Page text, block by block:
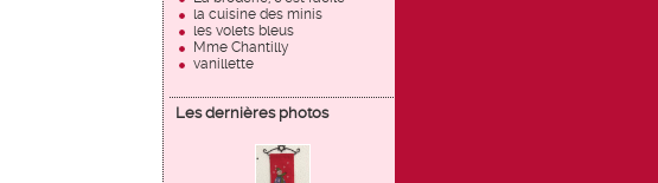
la cuisine des minis
les volets bleus
Mme Chantilly
vanillette
Les dernières photos